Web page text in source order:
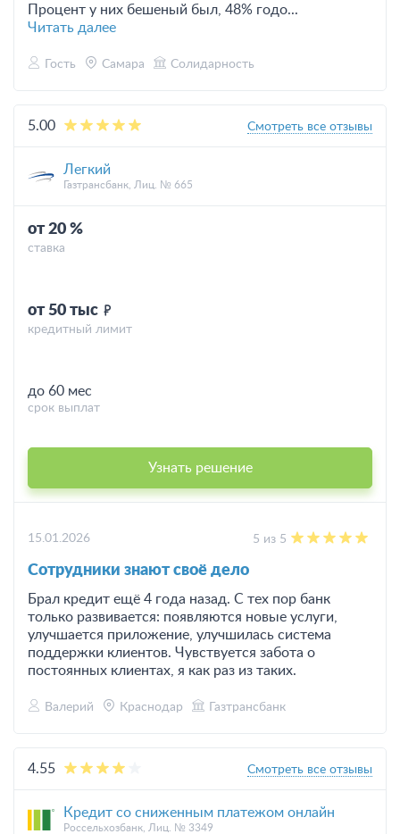
Процент у них бешеный был, 48% годо...
Читать далее
Гость Самара Солидарность
5.00 Смотреть все отзывы
Легкий
Газтрансбанк, Лиц. № 665
от 20 %
ставка
от 50 тыс
кредитный лимит
до 60 мес
срок выплат
Узнать решение
15.01.2026 5 из 5
Сотрудники знают своё дело
Брал кредит ещё 4 года назад. С тех пор банк
только развивается: появляются новые услуги,
улучшается приложение, улучшилась система
поддержки клиентов. Чувствуется забота о
постоянных клиентах, я как раз из таких.
Валерий Краснодар Газтрансбанк
4.55 Смотреть все отзывы
Кредит со сниженным платежом онлайн
Россельхозбанк, Лиц. № 3349